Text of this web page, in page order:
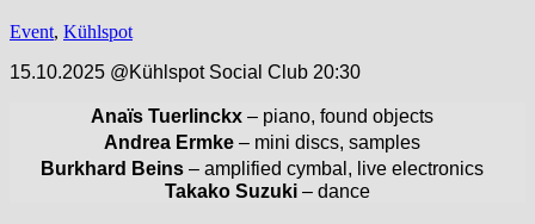
Event, Kühlspot
15.10.2025 @Kühlspot Social Club 20:30
Anaïs Tuerlinckx– piano, found objects
Andrea Ermke– mini discs, samples
Burkhard Beins– amplified cymbal, live electronics
Takako Suzuki – dance